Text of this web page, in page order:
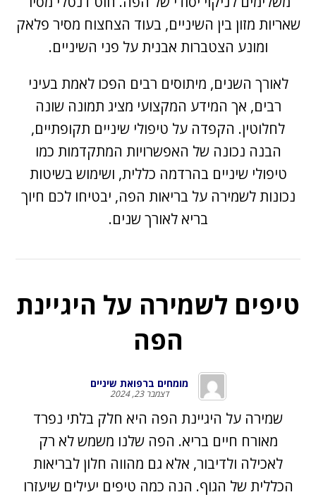
שאריות מזון בין השיניים, בעוד הצחצוח מסיר פלאק
ומונע הצטברות אבנית על פני השיניים.
לאורך השנים, מיתוסים רבים הפכו לאמת בעיני
רבים, אך המידע המקצועי מציג תמונה שונה
לחלוטין. הקפדה על טיפולי שיניים תקופתיים,
הבנה נכונה של האפשרויות המתקדמות כמו
טיפולי שיניים בהרדמה כללית, ושימוש בשיטות
נכונות לשמירה על בריאות הפה, יבטיחו לכם חיוך
בריא לאורך שנים.
טיפים לשמירה על היגיינת
הפה
מומחים ברפואת שיניים
דצמבר 23, 2024
שמירה על היגיינת הפה היא חלק בלתי נפרד
מאורח חיים בריא. הפה שלנו משמש לא רק
לאכילה ולדיבור, אלא גם מהווה חלון לבריאות
הכללית של הגוף. הנה כמה טיפים יעילים שיעזרו